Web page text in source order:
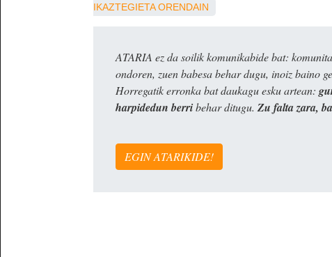
IKAZTEGIETA ORENDAIN
ATARIA ez da soilik komunikabide bat:
ondoren, zuen babesa behar dugu, inoiz baino
Horregatik erronka bat daukagu esku artean:
harpidedun berribehar ditugu. Zu falta zara,
EGIN ATARIKIDE!